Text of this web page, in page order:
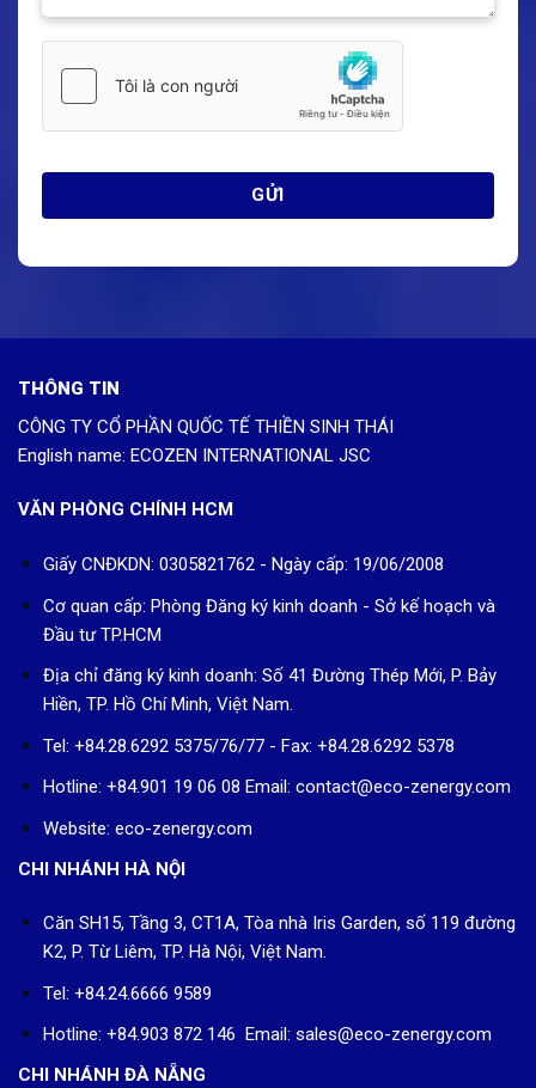
THÔNG TIN
CÔNG TY CỔ PHẦN QUỐC TẾ THIỀN SINH THÁI
English name: ECOZEN INTERNATIONAL JSC
VĂN PHÒNG CHÍNH HCM
Giấy CNĐKDN: 0305821762 - Ngày cấp: 19/06/2008
Cơ quan cấp: Phòng Đăng ký kinh doanh - Sở kế hoạch và
Đầu tư TP.HCM
Địa chỉ đăng ký kinh doanh: Số 41 Đường Thép Mới, P. Bảy
Hiền, TP. Hồ Chí Minh, Việt Nam.
Tel: +84.28.6292 5375/76/77 - Fax: +84.28.6292 5378
Hotline: +84.901 19 06 08 Email: contact@eco-zenergy.com
Website: eco-zenergy.com
CHI NHÁNH HÀ NỘI
Căn SH15, Tầng 3, CT1A, Tòa nhà Iris Garden, số 119 đường
K2, P. Từ Liêm, TP. Hà Nội, Việt Nam.
Tel: +84.24.6666 9589
Hotline: +84.903 872 146 Email: sales@eco-zenergy.com
CHI NHÁNH ĐÀ NẴNG